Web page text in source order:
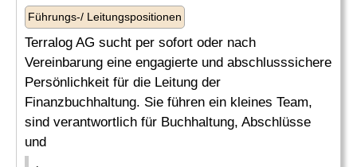
Führungs-/ Leitungspositionen
Terralog AG sucht per sofort oder nach
Vereinbarung eine engagierte und abschlusssichere
Persönlichkeit für die Leitung der
Finanzbuchhaltung. Sie führen ein kleines Team,
sind verantwortlich für Buchhaltung, Abschlüsse
und